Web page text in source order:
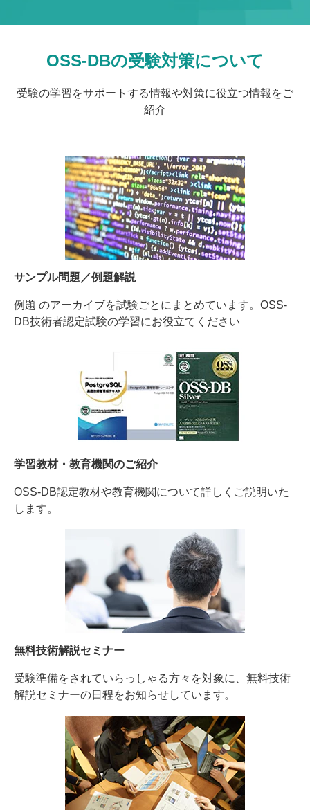
OSS-DBの受験対策について
受験の学習をサポートする情報や対策に役立つ情報をご
紹介
サンプル問題／例題解説
例題 のアーカイブを試験ごとにまとめています。OSS-
DB技術者認定試験の学習にお役立てください
学習教材・教育機関のご紹介
OSS-DB認定教材や教育機関について詳しくご説明いた
します。
無料技術解説セミナー
受験準備をされていらっしゃる方々を対象に、無料技術
解説セミナーの日程をお知らせしています。